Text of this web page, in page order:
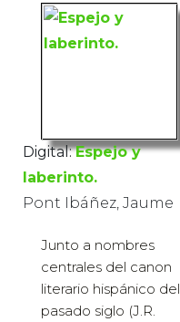
Digital: Espejo y
laberinto.
Pont Ibáñez, Jaume
Junto a nombres
centrales del canon
literario hispánico del
pasado siglo (J.R.